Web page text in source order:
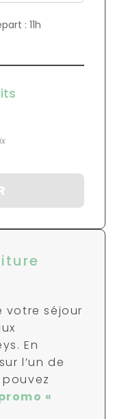
: 11h
votre séjour
En
l’un de
«